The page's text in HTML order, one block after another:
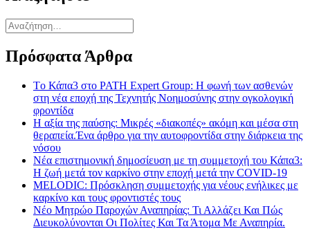
Πρόσφατα Άρθρα
Tο Κάπα3 στο PATH Expert Group: Η φωνή των ασθενών
στη νέα εποχή της Τεχνητής Νοημοσύνης στην ογκολογική
φροντίδα
Η αξία της παύσης: Μικρές «διακοπές» ακόμη και μέσα στη
θεραπεία.Ένα άρθρο για την αυτοφροντίδα στην διάρκεια της
νόσου
Νέα επιστημονική δημοσίευση με τη συμμετοχή του Κάπα3:
Η ζωή μετά τον καρκίνο στην εποχή μετά την COVID-19
MELODIC: Πρόσκληση συμμετοχής για νέους ενήλικες με
καρκίνο και τους φροντιστές τους
Νέο Μητρώο Παροχών Αναπηρίας: Τι Αλλάζει Και Πώς
Διευκολύνονται Οι Πολίτες Και Τα Άτομα Με Αναπηρία.